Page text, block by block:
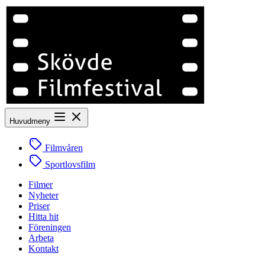
Huvudmeny
Filmvåren
Sportlovsfilm
Filmer
Nyheter
Priser
Hitta hit
Föreningen
Arbeta
Kontakt